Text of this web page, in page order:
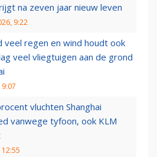
na zeven jaar nieuw leven
9:22
veel regen en wind houdt ook
veel vliegtuigen aan de grond
vluchten Shanghai
vanwege tyfoon, ook KLM